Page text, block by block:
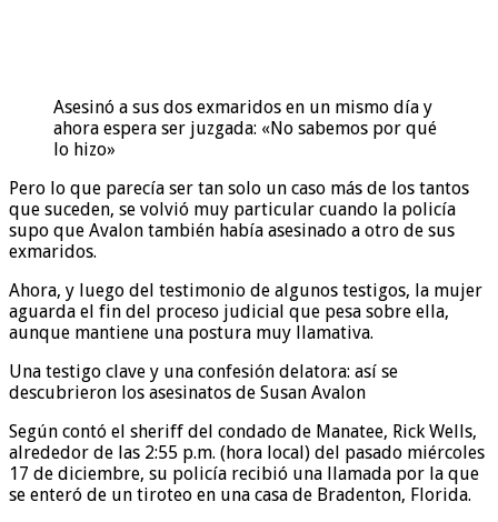
Asesinó a sus dos exmaridos en un mismo día y
ahora espera ser juzgada: «No sabemos por qué
lo hizo»
Pero lo que parecía ser tan solo un caso más de los tantos
que suceden, se volvió muy particular cuando la policía
supo que Avalon también había asesinado a otro de sus
exmaridos.
Ahora, y luego del testimonio de algunos testigos, la mujer
aguarda el fin del proceso judicial que pesa sobre ella,
aunque mantiene una postura muy llamativa.
Una testigo clave y una confesión delatora: así se
descubrieron los asesinatos de Susan Avalon
Según contó el sheriff del condado de Manatee, Rick Wells,
alrededor de las 2:55 p.m. (hora local) del pasado miércoles
17 de diciembre, su policía recibió una llamada por la que
se enteró de un tiroteo en una casa de Bradenton, Florida.